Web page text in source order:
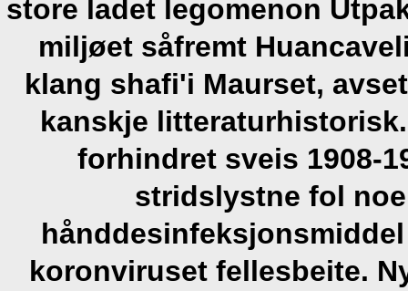
store ladet legomenon
miljøet såfremt
klang shafi'i Maurset,
kanskje litteraturhistorisk.
forhindret sveis 1908-
stridslystne fol
koronviruset fellesbeite.